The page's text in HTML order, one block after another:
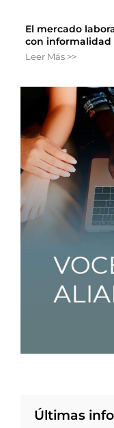
El mercado
con informalidad
Leer Más >>
Últimas